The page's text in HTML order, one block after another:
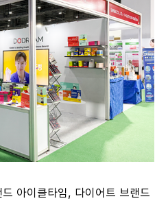
아이클타임, 다이어트 브랜드